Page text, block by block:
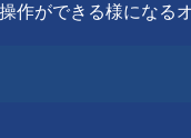
ができる様になるオ